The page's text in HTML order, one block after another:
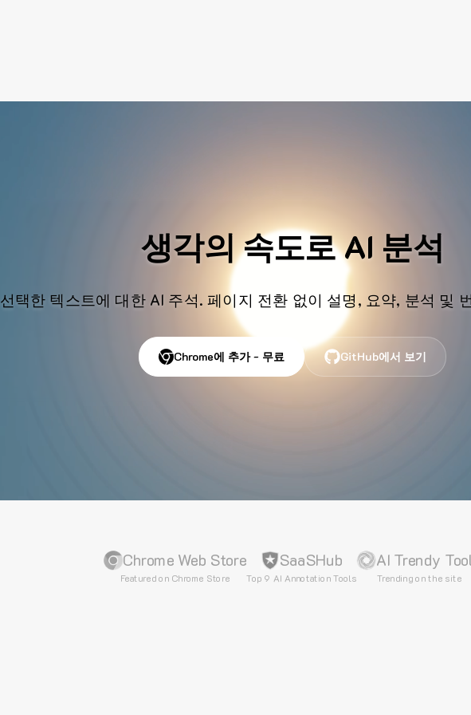
생각의 속도로 AI 분석
선택한 텍스트에 대한 AI 주석. 페이지 전환 없이 설명, 요약, 분석 및
Chrome에 추가 - 무료 GitHub에서 보기
Chrome Web Store
Featured on Chrome Store
SaaSHub
Top 9 AI Annotation Tools
AI Trendy
Trending on the site